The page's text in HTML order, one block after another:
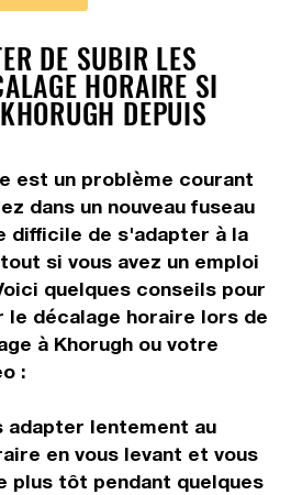
DE SUBIR LES
HORAIRE SI
DEPUIS
est un problème courant
dans un nouveau fuseau
difficile de s'adapter à la
si vous avez un emploi
quelques conseils pour
le décalage horaire lors de
à Khorugh ou votre
:
adapter lentement au
en vous levant et vous
plus tôt pendant quelques